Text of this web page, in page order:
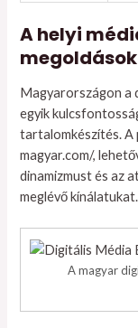
A helyi
Magyarországon a
egyik
tartalomkészítés. A
magyar.com/,
dinamizmust és az
meglévő kínálatukat.
A magyar